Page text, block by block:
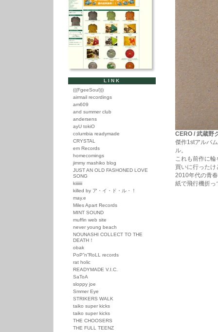
CERO / 武蔵野
傑作1stアルバ
ル。
これも前作に
買いに行った
2010年代の青
紙で飛行機折っ
LINK
(((FgeeSoul)))
airmail recordings
am609
and summer club
andersens
ayU tokiO
columbia readymade
CRYSTAL
em Records
homecomings
jimmy mashiko blog
JUST AN OLD FASHONED LOVE
SONG
kiiiiiii
killed by ア・イ・ド・ル・！
may.e
Miles Apart Records
MINT SOUND
muffin web site
never young beach
NOUNASHI COLLECT TO THE
DEATH！
obak
PoP”n”RoLL records
rat holic
READYMADE V.I.C.
SaToA
sloppy joe
Smmer Eye
STRIKERS WALK
taiko super kicks
taiko super kicks
THE CHOOSERS
THE FULL TEENZ